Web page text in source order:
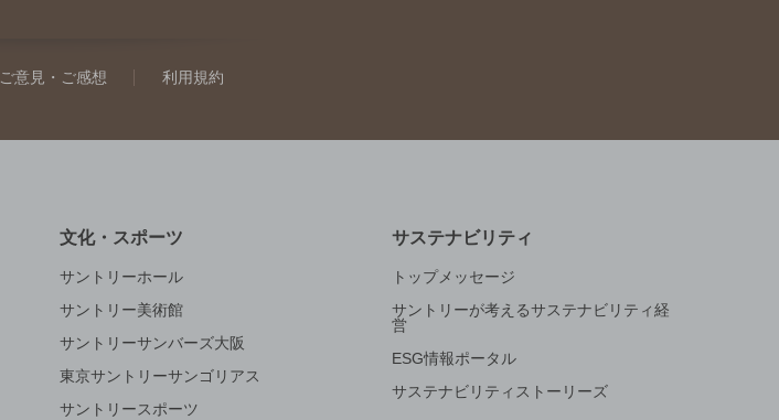
ご意見・ご感想 利用規約
文化・スポーツ
サントリーホール
サントリー美術館
サントリーサンバーズ大阪
東京サントリーサンゴリアス
サントリースポーツ
サステナビリティ
トップメッセージ
サントリーが考えるサステナビリティ経
営
ESG情報ポータル
サステナビリティストーリーズ